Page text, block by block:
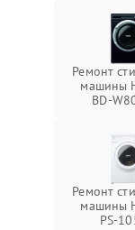
Ремонт
машины
BD-
Ремонт
машины
PS-